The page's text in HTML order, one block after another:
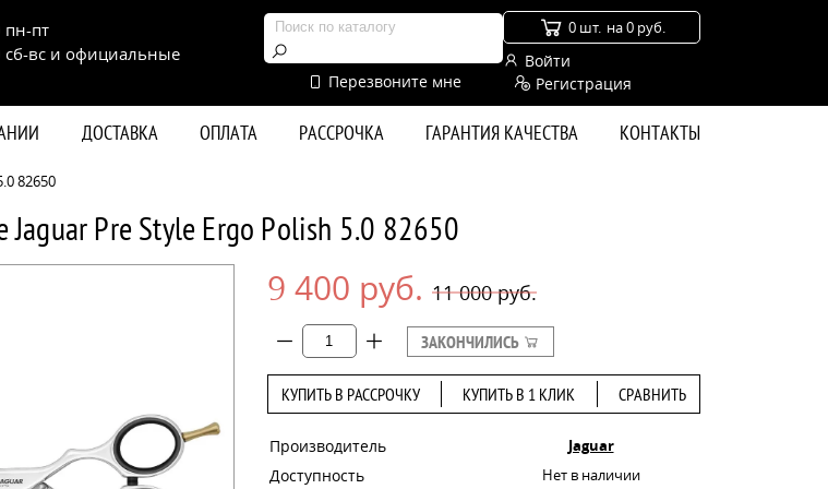
пн-пт
сб-вс и официальные
Перезвоните мне
0 шт. на 0 руб.
Войти
Регистрация
ДОСТАВКА ОПЛАТА РАССРОЧКА ГАРАНТИЯ КАЧЕСТВА КОНТАКТЫ
82650
Pre Style Ergo Polish 5.0 82650
9 400 руб. 11 000 руб.
ЗАКОНЧИЛИСЬ
КУПИТЬ В РАССРОЧКУ КУПИТЬ В 1 КЛИК СРАВНИТЬ
Производитель Jaguar
Доступность Нет в наличии